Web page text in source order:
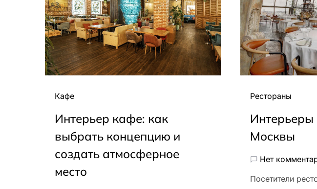
Кафе
Интерьер кафе: как
выбрать концепцию и
создать атмосферное
место
Рестораны
Интерьеры
Москвы
Нет
Посетители